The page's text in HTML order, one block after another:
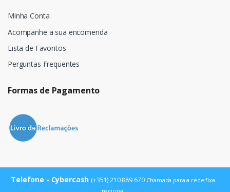
Minha Conta
Acompanhe a sua encomenda
Lista de Favoritos
Perguntas Frequentes
Formas de Pagamento
Telefone - Cybercash (+351) 210 889 670 Chamada para a rede fixa